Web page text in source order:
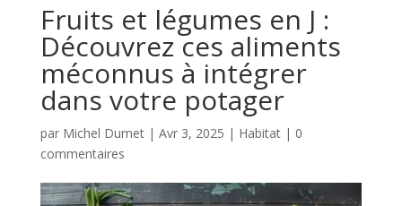
Fruits et légumes en J :
Découvrez ces aliments
méconnus à intégrer
dans votre potager​
par Michel Dumet| Avr 3, 2025 | Habitat| 0
commentaires